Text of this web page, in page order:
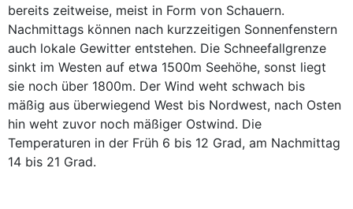
bereits zeitweise, meist in Form von Schauern.
Nachmittags können nach kurzzeitigen Sonnenfenstern
auch lokale Gewitter entstehen. Die Schneefallgrenze
sinkt im Westen auf etwa 1500m Seehöhe, sonst liegt
sie noch über 1800m. Der Wind weht schwach bis
mäßig aus überwiegend West bis Nordwest, nach Osten
hin weht zuvor noch mäßiger Ostwind. Die
Temperaturen in der Früh 6 bis 12 Grad, am Nachmittag
14 bis 21 Grad.